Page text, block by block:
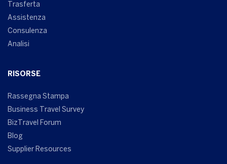
Trasferta
Assistenza
Consulenza
Analisi
RISORSE
Rassegna Stampa
Business Travel Survey
BizTravel Forum
Blog
Supplier Resources